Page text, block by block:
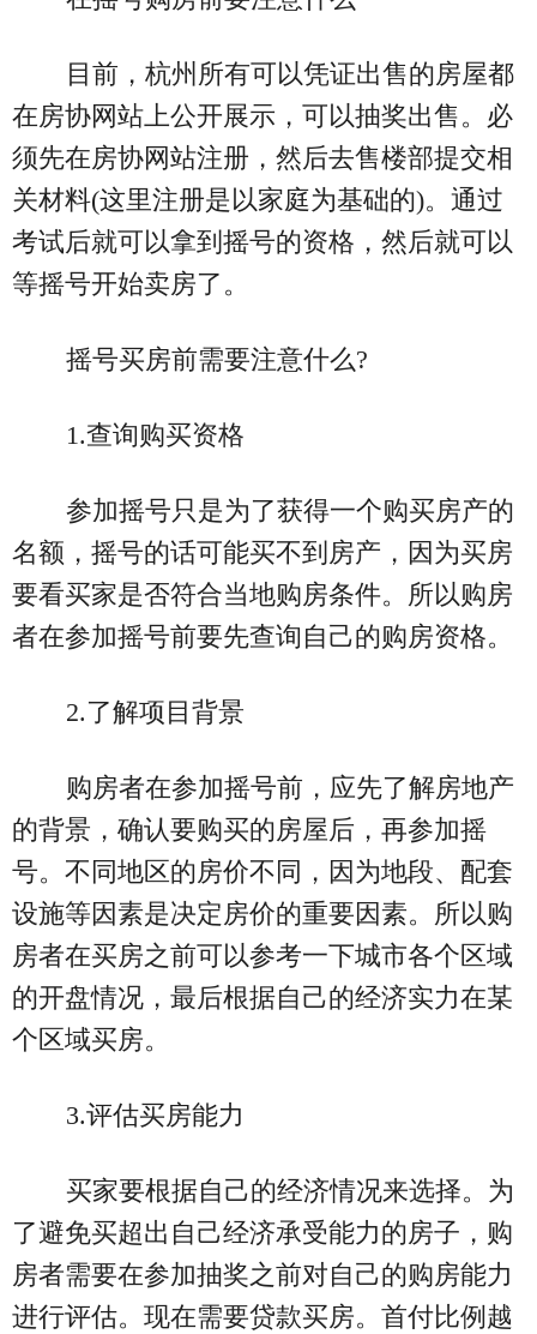
目前，杭州所有可以凭证出售的房屋都
在房协网站上公开展示，可以抽奖出售。必
须先在房协网站注册，然后去售楼部提交相
关材料(这里注册是以家庭为基础的)。通过
考试后就可以拿到摇号的资格，然后就可以
等摇号开始卖房了。
摇号买房前需要注意什么?
1.查询购买资格
参加摇号只是为了获得一个购买房产的
名额，摇号的话可能买不到房产，因为买房
要看买家是否符合当地购房条件。所以购房
者在参加摇号前要先查询自己的购房资格。
2.了解项目背景
购房者在参加摇号前，应先了解房地产
的背景，确认要购买的房屋后，再参加摇
号。不同地区的房价不同，因为地段、配套
设施等因素是决定房价的重要因素。所以购
房者在买房之前可以参考一下城市各个区域
的开盘情况，最后根据自己的经济实力在某
个区域买房。
3.评估买房能力
买家要根据自己的经济情况来选择。为
了避免买超出自己经济承受能力的房子，购
房者需要在参加抽奖之前对自己的购房能力
进行评估。现在需要贷款买房。首付比例越